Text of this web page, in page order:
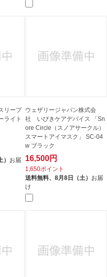
リープ
ライト
お届
ウェザリージャパン株式会
社 いびきケアデバイス 「Sn
ore Circle（スノアサークル）
スマートアイマスク」 SC-04
w ブラック
16,500円
1,650ポイント
送料無料、8月8日（土） お届
け